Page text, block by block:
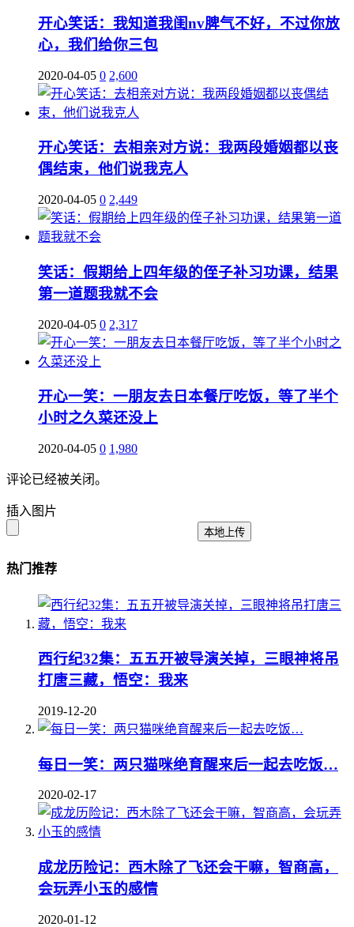
开心笑话：我知道我闺nv脾气不好，不过你放
心，我们给你三包
2020-04-05 0 2,600
开心笑话：去相亲对方说：我两段婚姻都以丧
偶结束，他们说我克人
2020-04-05 0 2,449
笑话：假期给上四年级的侄子补习功课，结果
第一道题我就不会
2020-04-05 0 2,317
开心一笑：一朋友去日本餐厅吃饭，等了半个
小时之久菜还没上
2020-04-05 0 1,980
评论已经被关闭。
插入图片
本地上传
热门推荐
西行纪32集：五五开被导演关掉，三眼神将吊
打唐三藏，悟空：我来
2019-12-20
每日一笑：​​两只猫咪绝育醒来后一起去吃饭…
2020-02-17
成龙历险记：西木除了飞还会干嘛，智商高，
会玩弄小玉的感情
2020-01-12